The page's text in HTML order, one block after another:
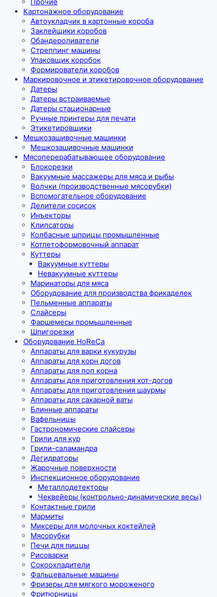
Прочие
Картонажное оборудование
Автоукладчик в картонные короба
Заклейщики коробов
Обандероливатели
Стреппинг машины
Упаковщик коробок
Формирователи коробов
Маркировочное и этикетировочное оборудование
Датеры
Датеры встраиваемые
Датеры стационарные
Ручные принтеры для печати
Этикетировщики
Мешкозашивочные машинки
Мешкозашивочные машинки
Мясоперерабатывающее оборудование
Блокорезки
Вакуумные массажеры для мяса и рыбы
Волчки (производственные мясорубки)
Вспомогательное оборудование
Делители сосисок
Инъекторы
Клипсаторы
Колбасные шприцы промышленные
Котлетоформовочный аппарат
Куттеры
Вакуумные куттеры
Невакуумные куттеры
Маринаторы для мяса
Оборудование для производства фрикаделек
Пельменные аппараты
Слайсеры
Фаршемесы промышленные
Шпигорезки
Оборудование HoReCa
Аппараты для варки кукурузы
Аппараты для корн догов
Аппараты для поп корна
Аппараты для приготовления хот-догов
Аппараты для приготовления шаурмы
Аппараты для сахарной ваты
Блинные аппараты
Вафельницы
Гастрономические слайсеры
Грили для кур
Грили-саламандра
Дегидраторы
Жарочные поверхности
Инспекционное оборудование
Металлодетекторы
Чеквейеры (контрольно-динамические весы)
Контактные грили
Мармиты
Миксеры для молочных коктейлей
Мясорубки
Печи для пиццы
Рисоварки
Сокоохладители
Фальцевальные машины
Фризеры для мягкого мороженого
Фритюрницы